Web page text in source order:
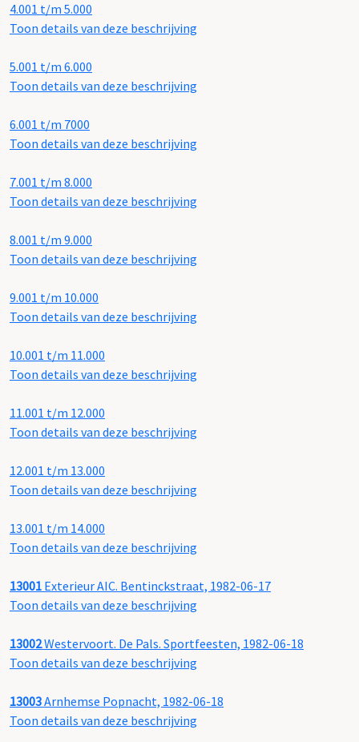
4.001 t/m 5.000
Toon details van deze beschrijving
5.001 t/m 6.000
Toon details van deze beschrijving
6.001 t/m 7000
Toon details van deze beschrijving
7.001 t/m 8.000
Toon details van deze beschrijving
8.001 t/m 9.000
Toon details van deze beschrijving
9.001 t/m 10.000
Toon details van deze beschrijving
10.001 t/m 11.000
Toon details van deze beschrijving
11.001 t/m 12.000
Toon details van deze beschrijving
12.001 t/m 13.000
Toon details van deze beschrijving
13.001 t/m 14.000
Toon details van deze beschrijving
13001 Exterieur AIC. Bentinckstraat, 1982-06-17
Toon details van deze beschrijving
13002Westervoort. De Pals. Sportfeesten, 1982-06-18
Toon details van deze beschrijving
13003Arnhemse Popnacht, 1982-06-18
Toon details van deze beschrijving